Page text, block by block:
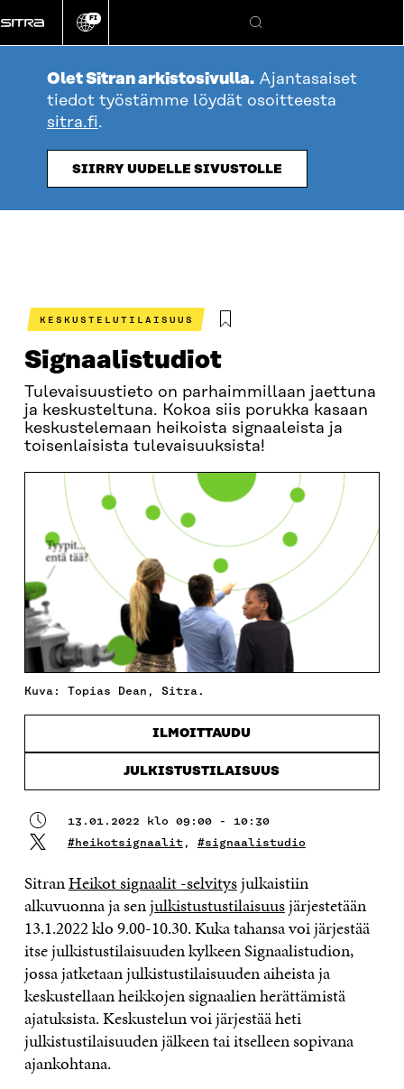
suoraan
sisältöön
Vaihda
kieli
FI
Hae
Olet Sitran arkistosivulla. Ajantasaiset
tiedot työstämme löydät osoitteesta
sitra.fi.
SIIRRY UUDELLE SIVUSTOLLE
KESKUSTELUTILAISUUS
Signaalistudiot
Tulevaisuustieto on parhaimmillaan jaettuna
ja keskusteltuna. Kokoa siis porukka kasaan
keskustelemaan heikoista signaaleista ja
toisenlaisista tulevaisuuksista!
Kuva: Topias Dean, Sitra.
ILMOITTAUDU
JULKISTUSTILAISUUS
13.01.2022 klo 09:00 - 10:30
#heikotsignaalit, #signaalistudio
SitranHeikot signaalit -selvitysjulkaistiin
alkuvuonna ja senjulkistustustilaisuusjärjestetään
13.1.2022 klo 9.00-10.30. Kuka tahansa voi järjestää
itse julkistustilaisuuden kylkeen Signaalistudion,
jossa jatketaan julkistustilaisuuden aiheista ja
keskustellaan heikkojen signaalien herättämistä
ajatuksista. Keskustelun voi järjestää heti
julkistustilaisuuden jälkeen tai itselleen sopivana
ajankohtana.